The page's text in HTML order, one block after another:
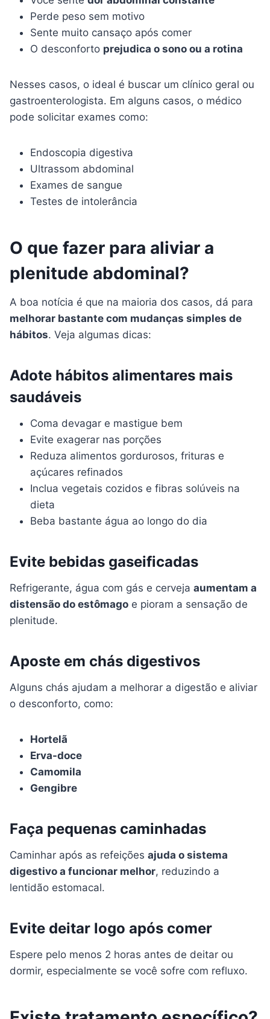
Perde peso sem motivo
Sente muito cansaço após comer
O desconforto prejudica o sono ou a rotina
Nesses casos, o ideal é buscar um clínico geral ou
gastroenterologista. Em alguns casos, o médico
pode solicitar exames como:
Endoscopia digestiva
Ultrassom abdominal
Exames de sangue
Testes de intolerância
O que fazer para aliviar a
plenitude abdominal?
A boa notícia é que na maioria dos casos, dá para
melhorar bastante com mudanças simples de
hábitos. Veja algumas dicas:
Adote hábitos alimentares mais
saudáveis
Coma devagar e mastigue bem
Evite exagerar nas porções
Reduza alimentos gordurosos, frituras e
açúcares refinados
Inclua vegetais cozidos e fibras solúveis na
dieta
Beba bastante água ao longo do dia
Evite bebidas gaseificadas
Refrigerante, água com gás e cerveja aumentam a
distensão do estômago e pioram a sensação de
plenitude.
Aposte em chás digestivos
Alguns chás ajudam a melhorar a digestão e aliviar
o desconforto, como:
Hortelã
Erva-doce
Camomila
Gengibre
Faça pequenas caminhadas
Caminhar após as refeições ajuda o sistema
digestivo a funcionar melhor, reduzindo a
lentidão estomacal.
Evite deitar logo após comer
Espere pelo menos 2 horas antes de deitar ou
dormir, especialmente se você sofre com refluxo.